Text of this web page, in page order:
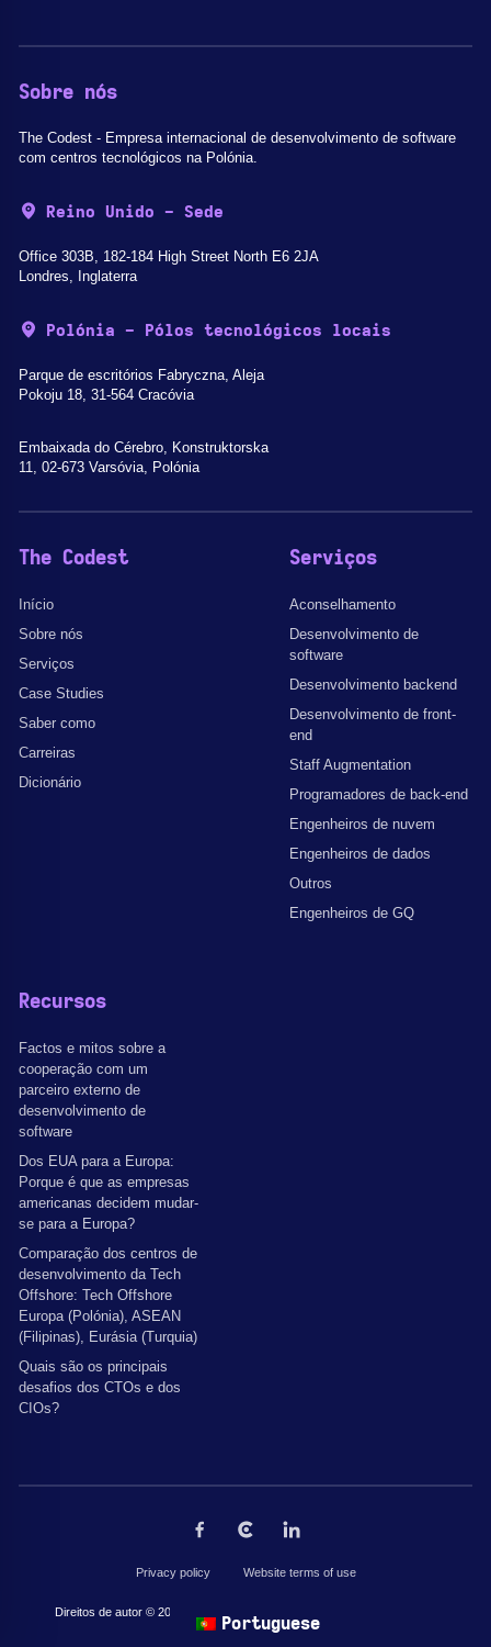
Sobre nós
The Codest - Empresa internacional de desenvolvimento de software
com centros tecnológicos na Polónia.
Reino Unido - Sede
Office 303B, 182-184 High Street North E6 2JA
Londres, Inglaterra
Polónia - Pólos tecnológicos locais
Parque de escritórios Fabryczna, Aleja
Pokoju 18, 31-564 Cracóvia
Embaixada do Cérebro, Konstruktorska
11, 02-673 Varsóvia, Polónia
The Codest
Início
Sobre nós
Serviços
Case Studies
Saber como
Carreiras
Dicionário
Serviços
Aconselhamento
Desenvolvimento de
software
Desenvolvimento backend
Desenvolvimento de front-
end
Staff Augmentation
Programadores de back-end
Engenheiros de nuvem
Engenheiros de dados
Outros
Engenheiros de GQ
Recursos
Factos e mitos sobre a
cooperação com um
parceiro externo de
desenvolvimento de
software
Dos EUA para a Europa:
Porque é que as empresas
americanas decidem mudar-
se para a Europa?
Comparação dos centros de
desenvolvimento da Tech
Offshore: Tech Offshore
Europa (Polónia), ASEAN
(Filipinas), Eurásia (Turquia)
Quais são os principais
desafios dos CTOs e dos
CIOs?
Privacy policy Website terms of use
Direitos de autor © 2026 por The Codest. Todos os direitos reservados.
Portuguese